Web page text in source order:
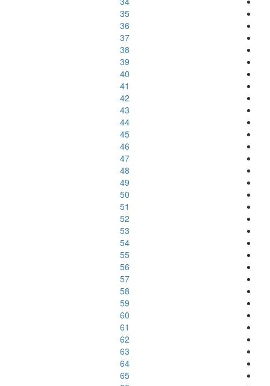
35
36
37
38
39
40
41
42
43
44
45
46
47
48
49
50
51
52
53
54
55
56
57
58
59
60
61
62
63
64
65